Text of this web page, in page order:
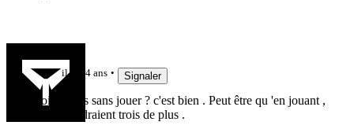
il y a 4 ans Signaler
Trois points sans jouer ? c'est bien . Peut être qu 'en jouant ,
ils en prendraient trois de plus .